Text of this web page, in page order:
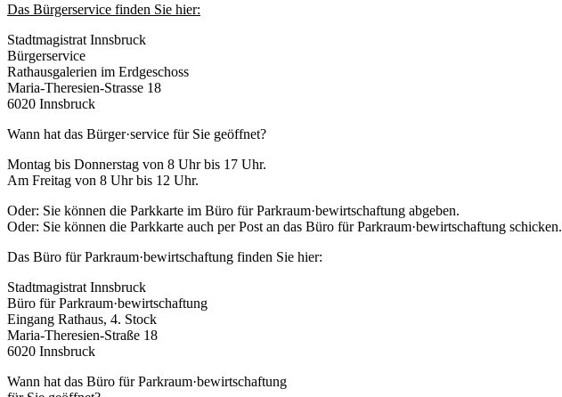
Das Bürgerservice finden Sie hier:
Stadtmagistrat Innsbruck
Bürgerservice
Rathausgalerien im Erdgeschoss
Maria-Theresien-Strasse 18
6020 Innsbruck
Wann hat das Bürger·service für Sie geöffnet?
Montag bis Donnerstag von 8 Uhr bis 17 Uhr.
Am Freitag von 8 Uhr bis 12 Uhr.
Oder: Sie können die Parkkarte im Büro für Parkraum·bewirtschaftung abgeben.
Oder: Sie können die Parkkarte auch per Post an das Büro für Parkraum·bewirtschaftung schicken.
Das Büro für Parkraum·bewirtschaftung finden Sie hier:
Stadtmagistrat Innsbruck
Büro für Parkraum·bewirtschaftung
Eingang Rathaus, 4. Stock
Maria-Theresien-Straße 18
6020 Innsbruck
Wann hat das Büro für Parkraum·bewirtschaftung